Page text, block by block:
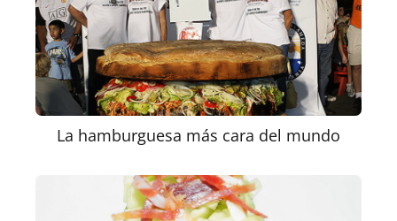
La hamburguesa más cara del mundo